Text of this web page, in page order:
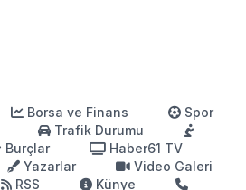
Borsa ve Finans
Spor
Trafik Durumu
Burçlar
Haber61 TV
Yazarlar
Video Galeri
RSS
Künye